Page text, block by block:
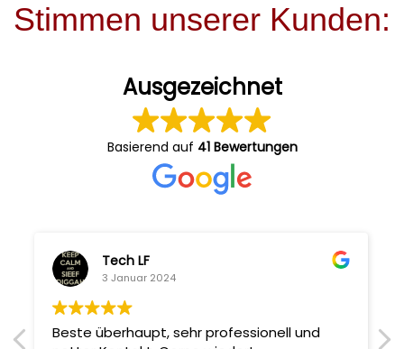
Stimmen unserer Kunden:
Ausgezeichnet
Basierend auf 41 Bewertungen
Tech LF
3 Januar 2024
Beste überhaupt, sehr professionell und